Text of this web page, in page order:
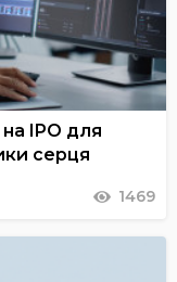
IPO для
серця
1469